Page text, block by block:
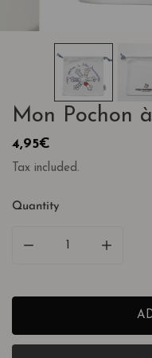
Mon Pochon
Regular
price
4,95€
Tax included.
Quantity